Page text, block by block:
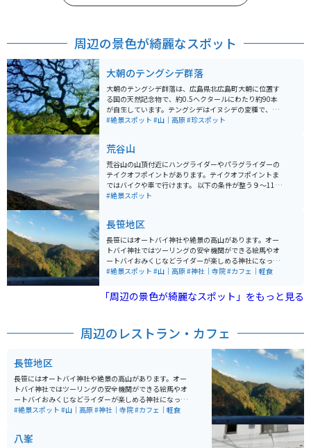
周辺の景色が綺麗なスポット
大朝のテングシデ群落
大朝のテングシデ群落は、広島県北広島町大朝に位置す
る国の天然記念物で、約0.5ヘクタールにわたり約90本
が自生しています。テングシデはイヌシデの変種で、幹
や枝が曲がりくねり、枝先が垂れ下がる独特の形状を持
に登れば天狗に投げられる」という伝承もあり、地域住
民によって長年保護されています。
#絶景スポット #山｜高原#珍スポット
荒谷山
荒谷山の山頂付近にハングライダーやパラグライダーの
テイクオフポイントがあります。テイクオフポイントま
ではバイクや車で行けます。 以下の条件が整う９〜11月
の明け方8時までに雲海を観ることができます。 「湿度
が弱いこと」
#絶景スポット
長笹地区
長笹にはオートバイ神社や絶景の高山があります。オー
トバイ神社ではツーリングの安全機関ができる絵馬やオ
ートバイおみくじなどライダーが楽しめる神社になって
います。無料で使える足湯もあり、ツーリングの疲れを
の山々は、ツーリングや写真撮影にもってこいの絶景ス
ポットが多数あります。
#絶景スポット #山｜高原#神社｜寺院#カフェ｜軽食
「周辺の景色が綺麗なスポット」をもっと見る
周辺のレストラン・カフェ
長笹地区
長笹にはオートバイ神社や絶景の高山があります。オー
トバイ神社ではツーリングの安全機関ができる絵馬やオ
ートバイおみくじなどライダーが楽しめる神社になって
います。無料で使える足湯もあり、ツーリングの疲れを
ポットが多数あります。
#絶景スポット #山｜高原#神社｜寺院#カフェ｜軽食
八峯